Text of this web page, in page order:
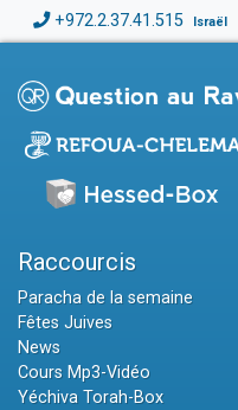
+972.2.37.41.515 Israël
Raccourcis
Paracha de la semaine
Fêtes Juives
News
Cours Mp3-Vidéo
Yéchiva Torah-Box